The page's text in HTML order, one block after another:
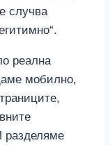
случва
реална
мобилно,
разделяме